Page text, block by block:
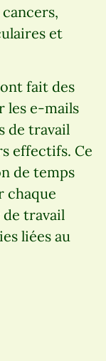
et
ont fait des
les e-mails
de travail
effectifs. Ce
de temps
chaque
de travail
liées au